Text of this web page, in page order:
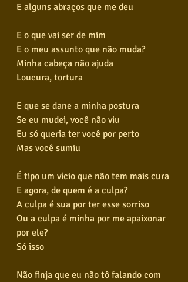
E alguns abraços que me deu
E o que vai ser de mim
E o meu assunto que não muda?
Minha cabeça não ajuda
Loucura, tortura
E que se dane a minha postura
Se eu mudei, você não viu
Eu só queria ter você por perto
Mas você sumiu
É tipo um vício que não tem mais cura
E agora, de quem é a culpa?
A culpa é sua por ter esse sorriso
Ou a culpa é minha por me apaixonar
por ele?
Só isso
Não finja que eu não tô falando com